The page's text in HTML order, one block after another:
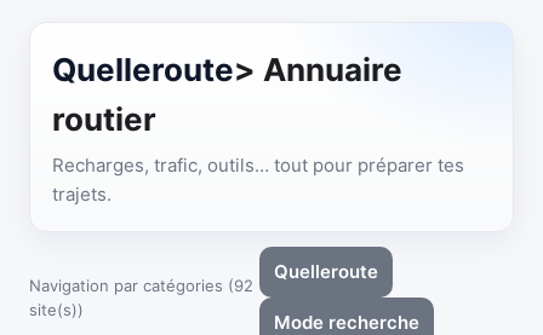
Quelleroute> Annuaire
routier
Recharges, trafic, outils… tout pour préparer tes
trajets.
Navigation par catégories (92
site(s))
Quelleroute
Mode recherche